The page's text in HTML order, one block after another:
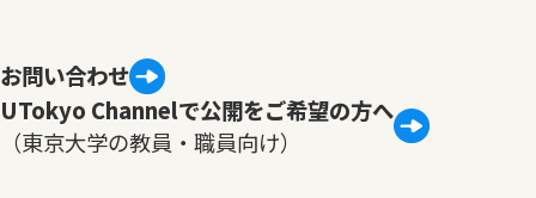
お問い合わせ
UTokyo Channelで公開をご希望の方へ
（東京大学の教員・職員向け）